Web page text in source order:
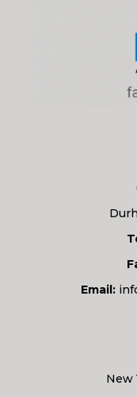
Email:
New